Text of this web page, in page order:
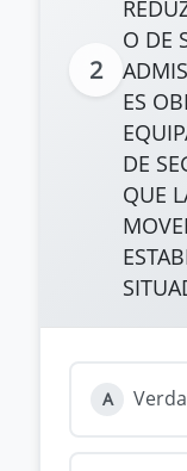
2
O DE
ES
DE
QUE
A